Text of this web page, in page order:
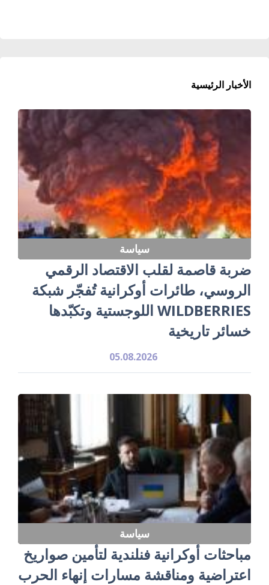
الأخبار الرئيسية
سياسة
ضربة قاصمة لقلب الاقتصاد الرقمي
الروسي، طائرات أوكرانية تُفجّر شبكة
WILDBERRIES اللوجستية وتكبّدها
خسائر تاريخية
05.08.2026
سياسة
مباحثات أوكرانية فنلندية لتأمين صواريخ
اعتراضية ومناقشة مسارات إنهاء الحرب